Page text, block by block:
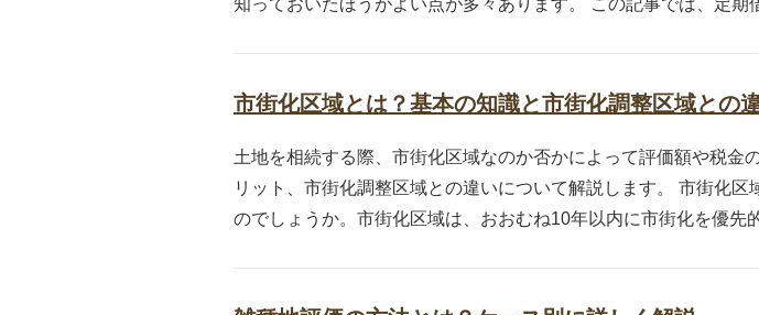
知っておいたほうがよい点が多々あります。 この記事では、定期
市街化区域とは？基本の知識と市街化調整区域との
土地を相続する際、市街化区域なのか否かによって評価額や税金
リット、市街化調整区域との違いについて解説します。 市街化
のでしょうか。市街化区域は、おおむね10年以内に市街化を優先